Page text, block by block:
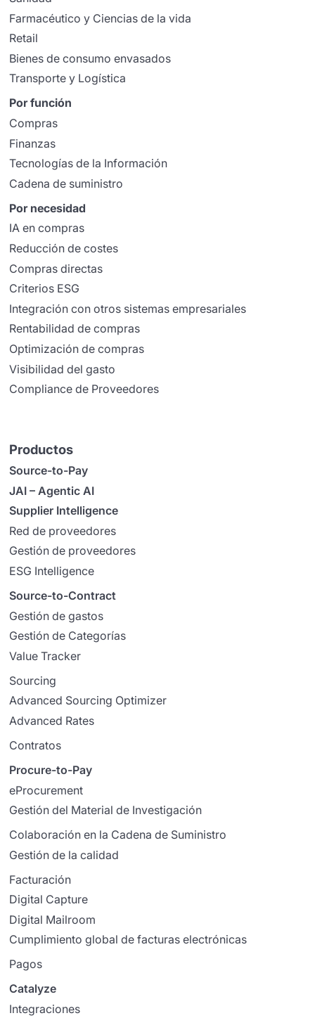
Farmacéutico y Ciencias de la vida
Retail
Bienes de consumo envasados
Transporte y Logística
Por función
Compras
Finanzas
Tecnologías de la Información
Cadena de suministro
Por necesidad
IA en compras
Reducción de costes
Compras directas
Criterios ESG
Integración con otros sistemas empresariales
Rentabilidad de compras
Optimización de compras
Visibilidad del gasto
Compliance de Proveedores
Productos
Source-to-Pay
JAI – Agentic AI
Supplier Intelligence
Red de proveedores
Gestión de proveedores
ESG Intelligence
Source-to-Contract
Gestión de gastos
Gestión de Categorías
Value Tracker
Sourcing
Advanced Sourcing Optimizer
Advanced Rates
Contratos
Procure-to-Pay
eProcurement
Gestión del Material de Investigación
Colaboración en la Cadena de Suministro
Gestión de la calidad
Facturación
Digital Capture
Digital Mailroom
Cumplimiento global de facturas electrónicas
Pagos
Catalyze
Integraciones